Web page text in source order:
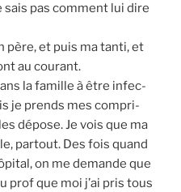
sais pas com­ment lui dire
père, et puis ma tan­ti, et
au cou­rant.
la famille à être infec­
je prends mes com­pri­
dépose. Je vois que ma
par­tout. Des fois quand
on me demande que
prof que moi j’ai pris tous